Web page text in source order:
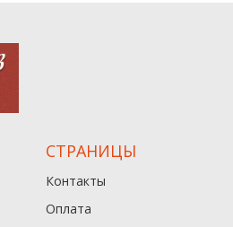
СТРАНИЦЫ
Контакты
Оплата